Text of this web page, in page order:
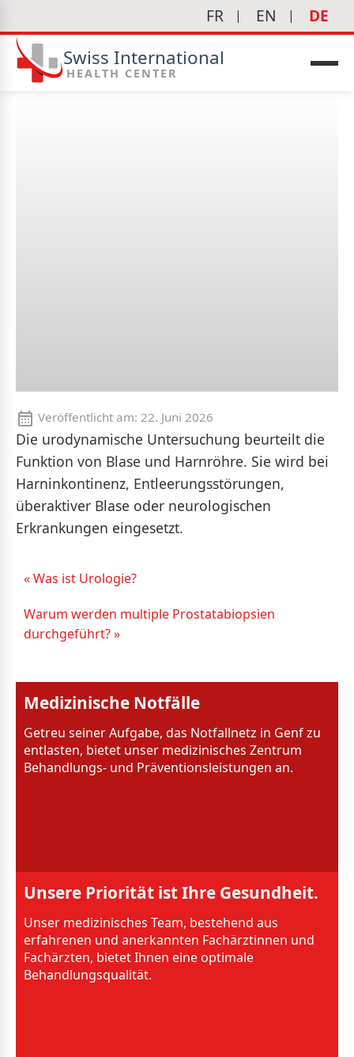
FR EN DE
Swiss International
HEALTH CENTER
Veröffentlicht am: 22. Juni 2026
Die urodynamische Untersuchung beurteilt die
Funktion von Blase und Harnröhre. Sie wird bei
Harninkontinenz, Entleerungsstörungen,
überaktiver Blase oder neurologischen
Erkrankungen eingesetzt.
« Was ist Urologie?
Warum werden multiple Prostatabiopsien
durchgeführt? »
Medizinische Notfälle
Getreu seiner Aufgabe, das Notfallnetz in Genf zu
entlasten, bietet unser medizinisches Zentrum
Behandlungs- und Präventionsleistungen an.
Unsere Priorität ist Ihre Gesundheit.
Unser medizinisches Team, bestehend aus
erfahrenen und anerkannten Fachärztinnen und
Fachärzten, bietet Ihnen eine optimale
Behandlungsqualität.